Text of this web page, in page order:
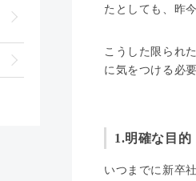
たとしても、昨
こうした限られ
に気をつける必
1.明確な目的
いつまでに新卒